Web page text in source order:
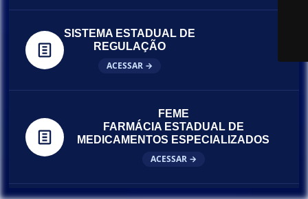
SISTEMA ESTADUAL DE
REGULAÇÃO
ACESSAR →
FEME
FARMÁCIA ESTADUAL DE
MEDICAMENTOS ESPECIALIZADOS
ACESSAR →